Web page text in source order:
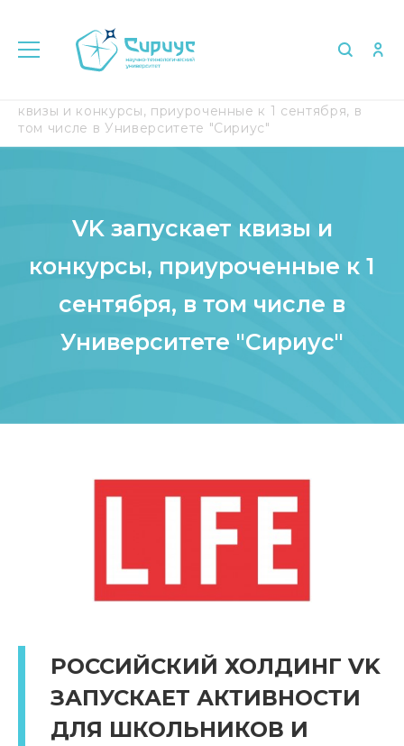
квизы и конкурсы, приуроченные к 1 сентября, в
том числе в Университете "Сириус"
VK запускает квизы и
конкурсы, приуроченные к 1
сентября, в том числе в
Университете "Сириус"
РОССИЙСКИЙ ХОЛДИНГ VK
ЗАПУСКАЕТ АКТИВНОСТИ
ДЛЯ ШКОЛЬНИКОВ И